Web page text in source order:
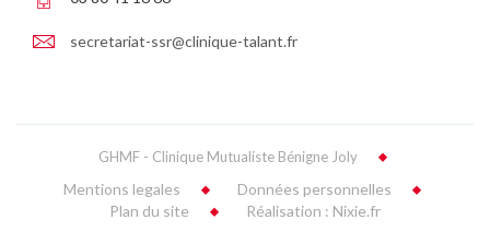
secretariat-ssr@clinique-talant.fr
GHMF - Clinique Mutualiste Bénigne Joly
Mentions legales
Données personnelles
Plan du site
Réalisation : Nixie.fr